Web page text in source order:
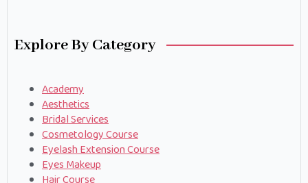
Explore By Category
Academy
Aesthetics
Bridal Services
Cosmetology Course
Eyelash Extension Course
Eyes Makeup